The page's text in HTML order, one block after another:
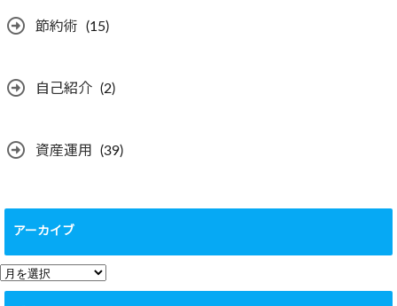
節約術 (15)
自己紹介 (2)
資産運用 (39)
アーカイブ
ア
ー